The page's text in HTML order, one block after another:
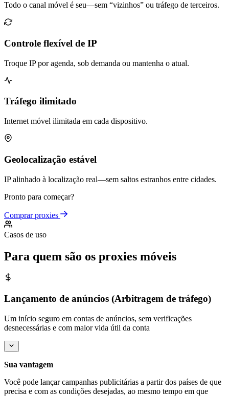
Todo o canal móvel é seu—sem “vizinhos” ou tráfego de terceiros.
Controle flexível de IP
Troque IP por agenda, sob demanda ou mantenha o atual.
Tráfego ilimitado
Internet móvel ilimitada em cada dispositivo.
Geolocalização estável
IP alinhado à localização real—sem saltos estranhos entre cidades.
Pronto para começar?
Comprar proxies
Casos de uso
Para quem são os proxies móveis
Lançamento de anúncios (Arbitragem de tráfego)
Um início seguro em contas de anúncios, sem verificações
desnecessárias e com maior vida útil da conta
Sua vantagem
Você pode lançar campanhas publicitárias a partir dos países de que
precisa e com as condições desejadas, ao mesmo tempo em que